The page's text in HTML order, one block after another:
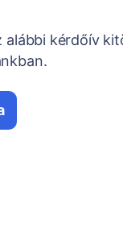
alábbi kérdőív